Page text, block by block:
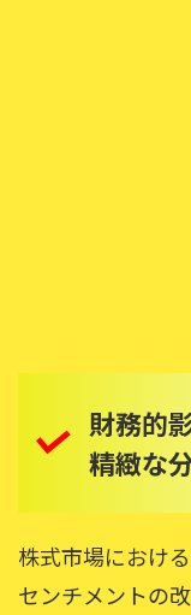
財務的
精緻な
株式市場におけ
センチメントの